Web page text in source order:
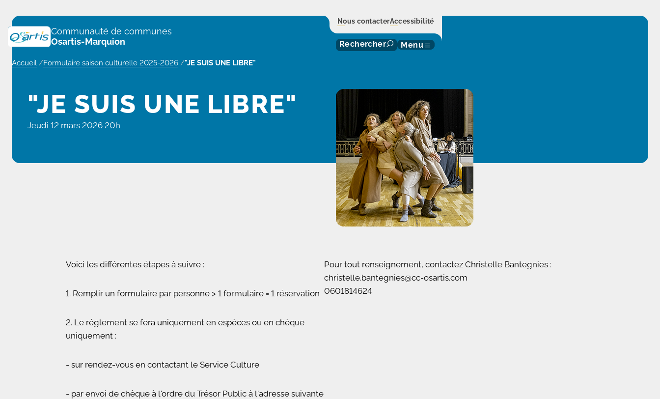
Communauté de communes
Osartis-Marquion
Nous contacterAccessibilité
Rechercher Menu
Accueil /Formulaire saison culturelle 2025-2026 /"JE SUIS UNE LIBRE"
"JE SUIS UNE LIBRE"
Jeudi 12 mars 2026 20h
Voici les différentes étapes à suivre :
1. Remplir un formulaire par personne > 1 formulaire = 1 réservation
2. Le réglement se fera uniquement en espèces ou en chèque
uniquement :
- sur rendez-vous en contactant le Service Culture
- par envoi de chèque à l'ordre du Trésor Public à l'adresse suivante
Pour tout renseignement, contactez Christelle Bantegnies :
christelle.bantegnies@cc-osartis.com
0601814624